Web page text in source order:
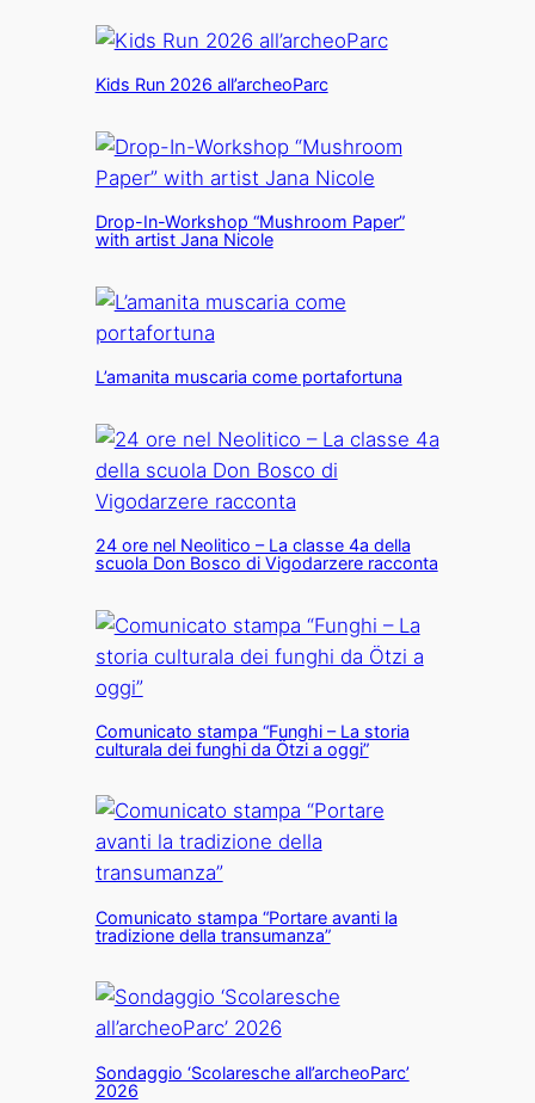
Kids Run 2026 all’archeoParc
Drop-In-Workshop “Mushroom Paper”
with artist Jana Nicole
L’amanita muscaria come portafortuna
24 ore nel Neolitico – La classe 4a della
scuola Don Bosco di Vigodarzere racconta
Comunicato stampa “Funghi – La storia
culturala dei funghi da Ötzi a oggi”
Comunicato stampa “Portare avanti la
tradizione della transumanza”
Sondaggio ‘Scolaresche all’archeoParc’
2026